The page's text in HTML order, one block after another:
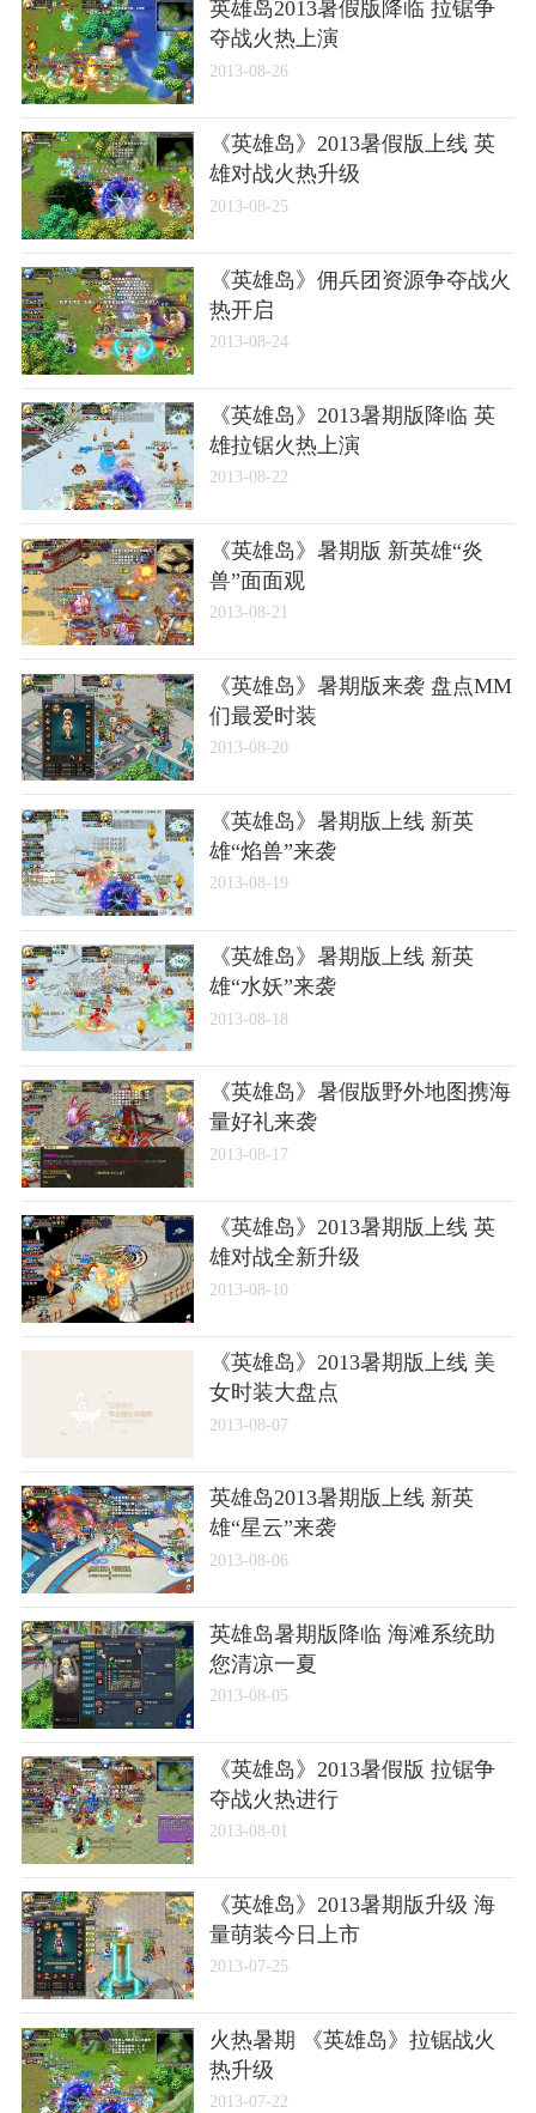
英雄岛2013暑假版降临 拉锯争
夺战火热上演
2013-08-26
《英雄岛》2013暑假版上线 英
雄对战火热升级
2013-08-25
《英雄岛》佣兵团资源争夺战火
热开启
2013-08-24
《英雄岛》2013暑期版降临 英
雄拉锯火热上演
2013-08-22
《英雄岛》暑期版 新英雄“炎
兽”面面观
2013-08-21
《英雄岛》暑期版来袭 盘点MM
们最爱时装
2013-08-20
《英雄岛》暑期版上线 新英
雄“焰兽”来袭
2013-08-19
《英雄岛》暑期版上线 新英
雄“水妖”来袭
2013-08-18
《英雄岛》暑假版野外地图携海
量好礼来袭
2013-08-17
《英雄岛》2013暑期版上线 英
雄对战全新升级
2013-08-10
《英雄岛》2013暑期版上线 美
女时装大盘点
2013-08-07
英雄岛2013暑期版上线 新英
雄“星云”来袭
2013-08-06
英雄岛暑期版降临 海滩系统助
您清凉一夏
2013-08-05
《英雄岛》2013暑假版 拉锯争
夺战火热进行
2013-08-01
《英雄岛》2013暑期版升级 海
量萌装今日上市
2013-07-25
火热暑期 《英雄岛》拉锯战火
热升级
2013-07-22